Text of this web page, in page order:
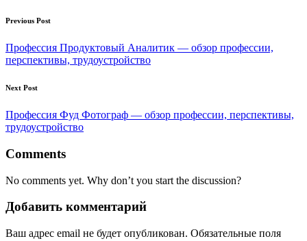
Post
navigation
Previous Post
Профессия Продуктовый Аналитик — обзор профессии,
перспективы, трудоустройство
Next Post
Профессия Фуд Фотограф — обзор профессии, перспективы,
трудоустройство
Comments
No comments yet. Why don’t you start the discussion?
Добавить комментарий
Ваш адрес email не будет опубликован. Обязательные поля